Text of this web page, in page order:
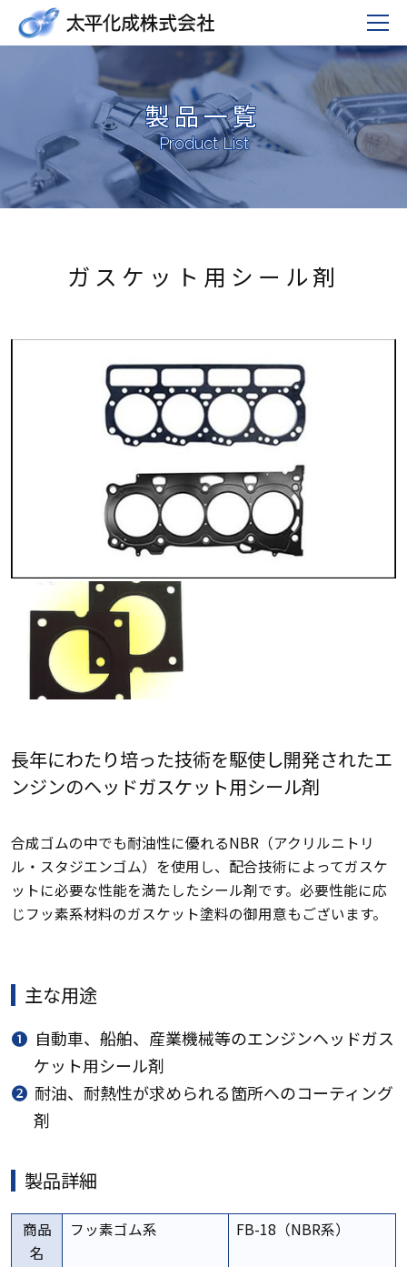
製品一覧
Product List
ガスケット用シール剤
長年にわたり培った技術を駆使し開発されたエ
ンジンのヘッドガスケット用シール剤
合成ゴムの中でも耐油性に優れるNBR（アクリルニトリ
ル・スタジエンゴム）を使用し、配合技術によってガスケ
ットに必要な性能を満たしたシール剤です。必要性能に応
じフッ素系材料のガスケット塗料の御用意もございます。
主な用途
❶ 自動車、船舶、産業機械等のエンジンヘッドガス
ケット用シール剤
❷ 耐油、耐熱性が求められる箇所へのコーティング
剤
製品詳細
商品
名
フッ素ゴム系 FB-18（NBR系）